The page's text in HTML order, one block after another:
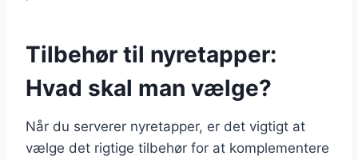
Tilbehør til nyretapper:
Hvad skal man vælge?
Når du serverer nyretapper, er det vigtigt at
vælge det rigtige tilbehør for at komplementere